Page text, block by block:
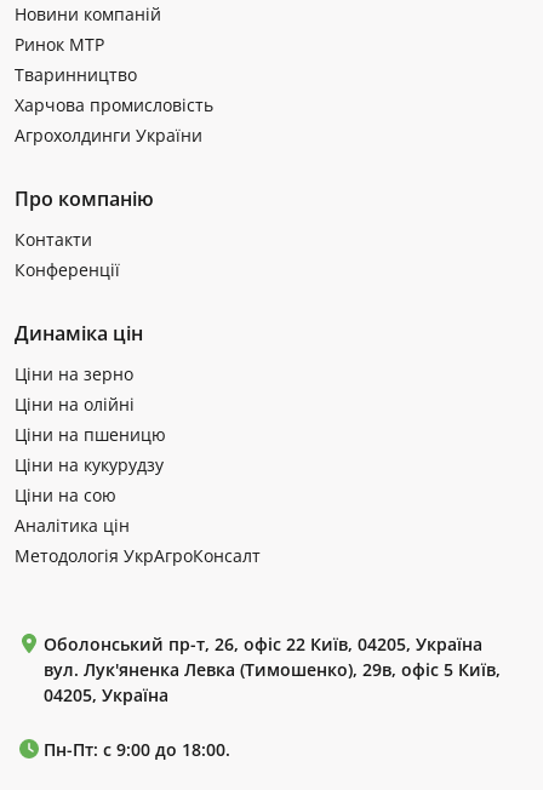
Новини компаній
Ринок МТР
Тваринництво
Харчова промисловість
Агрохолдинги України
Про компанію
Контакти
Конференції
Динаміка цін
Ціни на зерно
Ціни на олійні
Ціни на пшеницю
Ціни на кукурудзу
Ціни на сою
Аналітика цін
Методологія УкрАгроКонсалт
Оболонський пр-т, 26, офіс 22 Київ, 04205, Україна
вул. Лук'яненка Левка (Тимошенко), 29в, офіс 5 Київ,
04205, Україна
Пн-Пт: с 9:00 до 18:00.